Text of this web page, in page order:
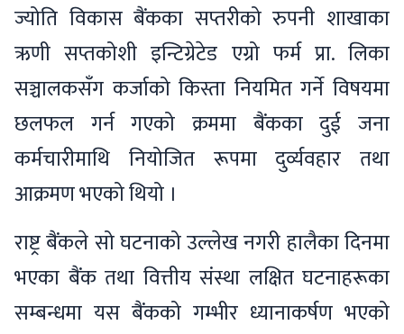
ज्योति विकास बैंकका सप्तरीको रुपनी शाखाका
ऋणी सप्तकोशी इन्टिग्रेटेड एग्रो फर्म प्रा. लिका
सञ्चालकसँग कर्जाको किस्ता नियमित गर्ने विषयमा
छलफल गर्न गएको क्रममा बैंकका दुई जना
कर्मचारीमाथि नियोजित रूपमा दुर्व्यवहार तथा
आक्रमण भएको थियो ।
राष्ट्र बैंकले सो घटनाको उल्लेख नगरी हालैका दिनमा
भएका बैंक तथा वित्तीय संस्था लक्षित घटनाहरूका
सम्बन्धमा यस बैंकको गम्भीर ध्यानाकर्षण भएको